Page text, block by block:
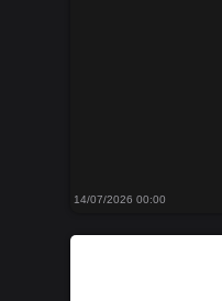
14/07/2026 00:00